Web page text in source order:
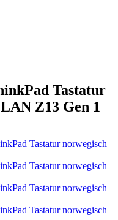
Tastatur
Z13 Gen 1